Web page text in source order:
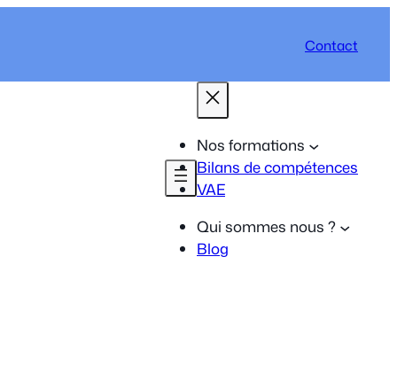
Contact
Nos formations
Bilans de compétences
VAE
Qui sommes nous ?
Blog